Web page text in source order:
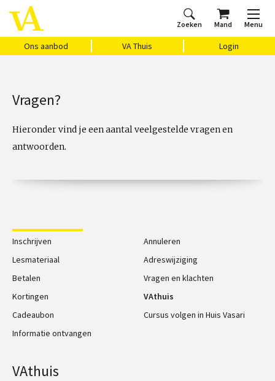
Zoeken Mand Menu
Ons aanbod VA Thuis Login
Home
Ons aanbod
Agenda
VAthuis
Over ons
Vragen?
Cadeaubon
Vragen?
Hieronder vind je een aantal veelgestelde vragen en
antwoorden.
Inschrijven
Lesmateriaal
Betalen
Kortingen
Cadeaubon
Informatie ontvangen
Annuleren
Adreswijziging
Vragen en klachten
VAthuis
Cursus volgen in Huis Vasari
VAthuis